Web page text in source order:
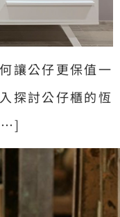
讓公仔更保值一
探討公仔櫃的恆